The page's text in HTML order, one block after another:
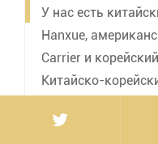
У нас есть
Hanxue,
Carrier и
Китайско-